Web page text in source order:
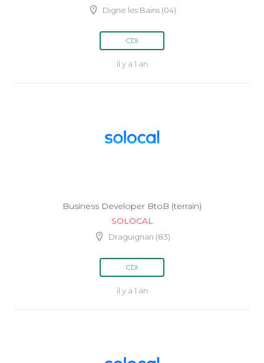
Digne les Bains (04)
CDI
il y a 1 an
Business Developer BtoB (terrain)
SOLOCAL
Draguignan (83)
CDI
il y a 1 an